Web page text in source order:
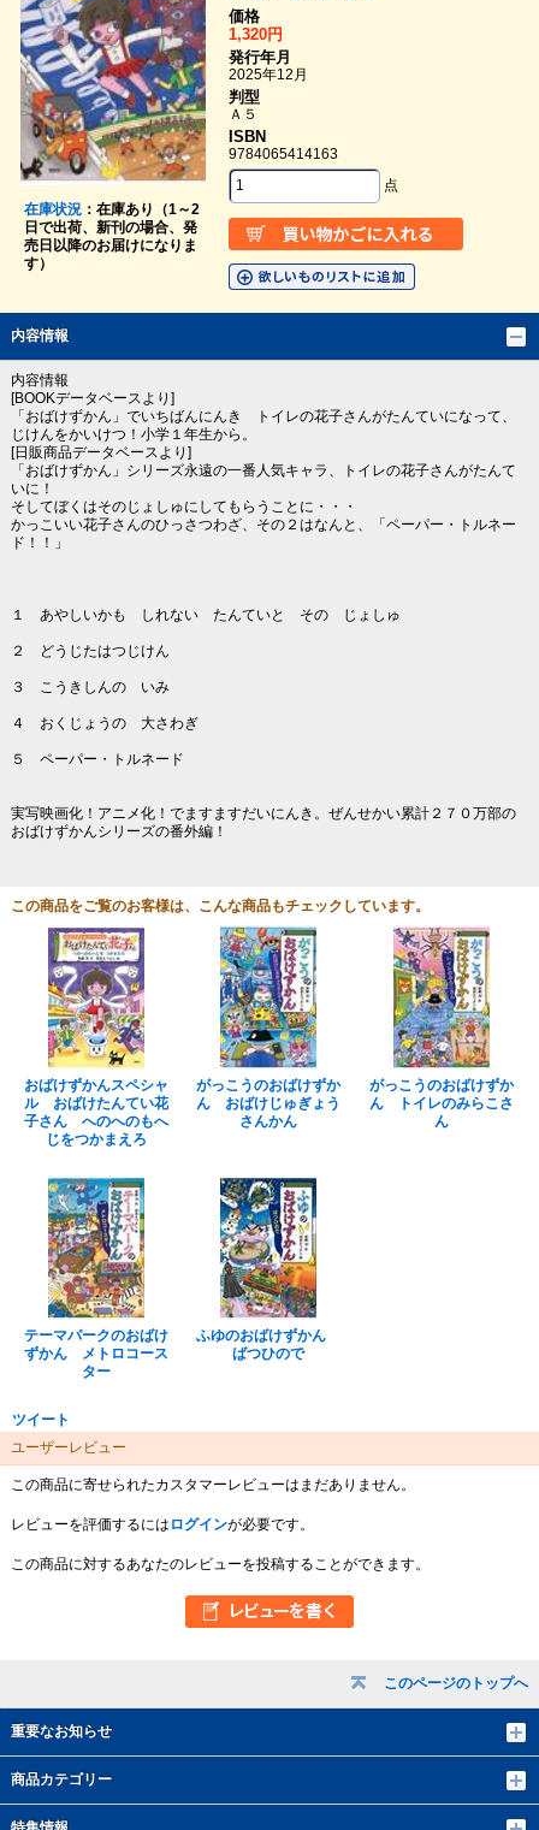
このページのトップへ
重要なお知らせ
商品カテゴリー
在庫状況：在庫あり（1～2
日で出荷、新刊の場合、発
売日以降のお届けになりま
す）
価格
1,320円
発行年月
2025年12月
判型
Ａ５
ISBN
9784065414163
点
内容情報
内容情報
[BOOKデータベースより]
「おばけずかん」でいちばんにんき トイレの花子さんがたんていになって、
じけんをかいけつ！小学１年生から。
[日販商品データベースより]
「おばけずかん」シリーズ永遠の一番人気キャラ、トイレの花子さんがたんて
いに！
そしてぼくはそのじょしゅにしてもらうことに・・・
かっこいい花子さんのひっさつわざ、その２はなんと、「ペーパー・トルネー
ド！！」
１ あやしいかも しれない たんていと その じょしゅ
２ どうじたはつじけん
３ こうきしんの いみ
４ おくじょうの 大さわぎ
５ ペーパー・トルネード
実写映画化！アニメ化！でますますだいにんき。ぜんせかい累計２７０万部の
おばけずかんシリーズの番外編！
この商品をご覧のお客様は、こんな商品もチェックしています。
おばけずかんスペシャ
ル おばけたんてい花
子さん へのへのもへ
じをつかまえろ
がっこうのおばけずか
ん おばけじゅぎょう
さんかん
がっこうのおばけずか
ん トイレのみらこさ
ん
テーマパークのおばけ
ずかん メトロコース
ター
ふゆのおばけずかん
ばつひので
ツイート
ユーザーレビュー
この商品に寄せられたカスタマーレビューはまだありません。
レビューを評価するには ログインが必要です。
この商品に対するあなたのレビューを投稿することができます。